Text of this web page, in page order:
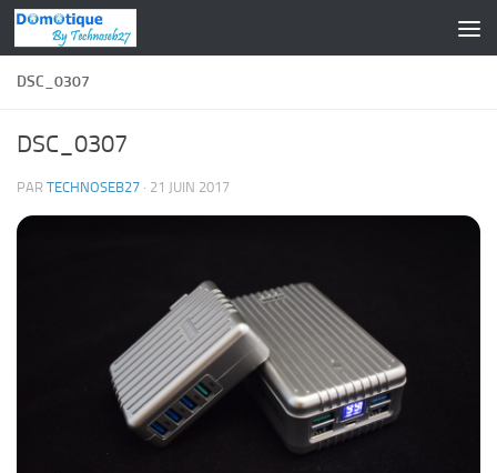
Skip to content
DSC_0307
DSC_0307
PAR TECHNOSEB27 · 21 JUIN 2017